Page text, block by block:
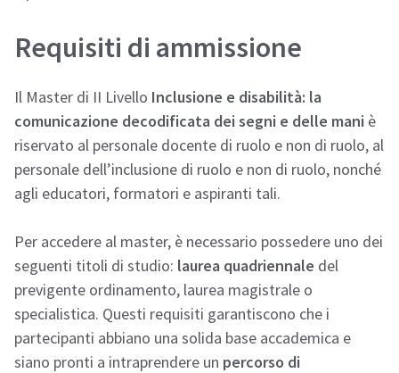
Requisiti di ammissione
Il Master di II Livello Inclusione e disabilità: la
comunicazione decodificata dei segni e delle mani è
riservato al personale docente di ruolo e non di ruolo, al
personale dell’inclusione di ruolo e non di ruolo, nonché
agli educatori, formatori e aspiranti tali.
Per accedere al master, è necessario possedere uno dei
seguenti titoli di studio: laurea quadriennale del
previgente ordinamento, laurea magistrale o
specialistica. Questi requisiti garantiscono che i
partecipanti abbiano una solida base accademica e
siano pronti a intraprendere un percorso di